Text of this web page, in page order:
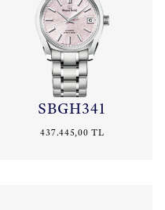
SBGH341
437.445,00 TL